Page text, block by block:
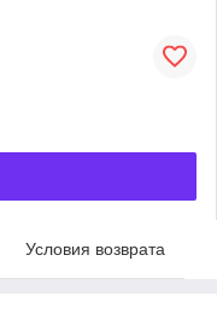
Условия возврата